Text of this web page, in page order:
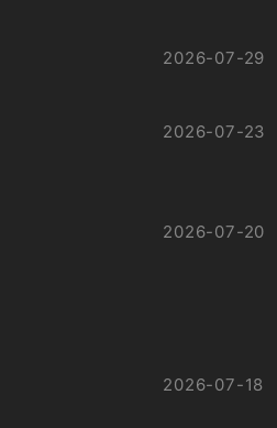
2026-07-29
2026-07-23
2026-07-20
2026-07-18